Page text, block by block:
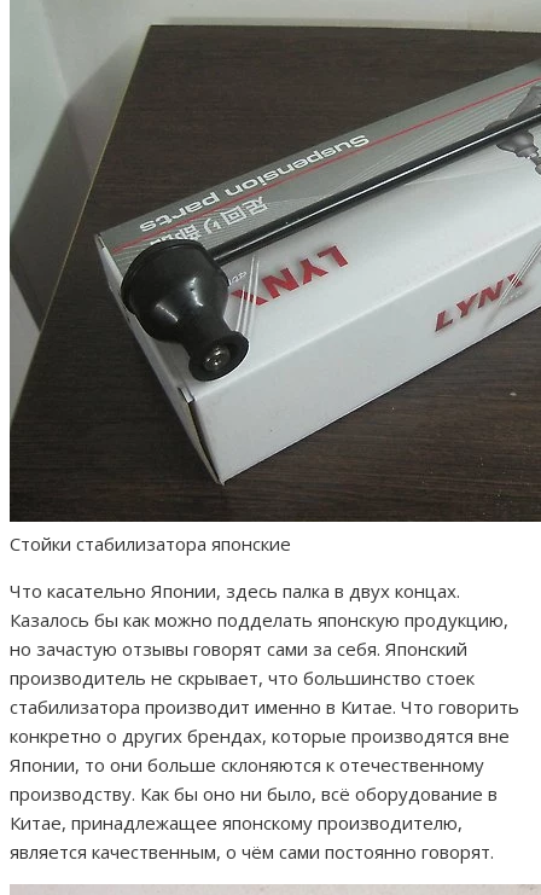
Стойки стабилизатора японские
Что касательно Японии, здесь палка в двух концах.
Казалось бы как можно подделать японскую продукцию,
но зачастую отзывы говорят сами за себя. Японский
производитель не скрывает, что большинство стоек
стабилизатора производит именно в Китае. Что говорить
конкретно о других брендах, которые производятся вне
Японии, то они больше склоняются к отечественному
производству. Как бы оно ни было, всё оборудование в
Китае, принадлежащее японскому производителю,
является качественным, о чём сами постоянно говорят.